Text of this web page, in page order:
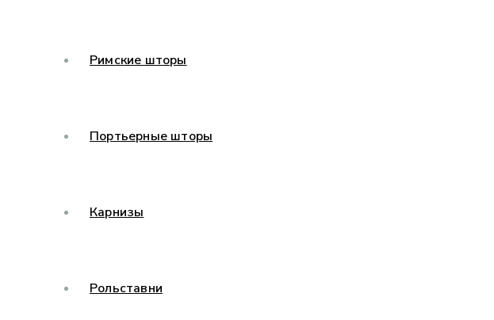
Римские шторы
Портьерные шторы
Карнизы
Рольставни